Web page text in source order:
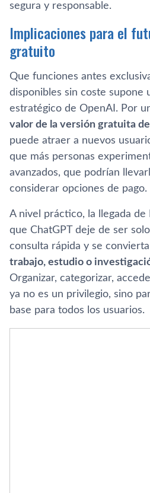
segura y responsable.
Implicaciones para el
gratuito
Que funciones antes
disponibles sin coste supone
estratégico de OpenAI. Por
valor de la versión gratuita de
puede atraer a nuevos
que más personas
avanzados, que podrían
considerar opciones de pago.
A nivel práctico, la llegada
que ChatGPT deje de ser
consulta rápida y se
trabajo, estudio o
Organizar, categorizar,
ya no es un privilegio, sino
base para todos los usuarios.